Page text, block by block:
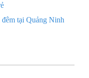
tại Quảng Ninh